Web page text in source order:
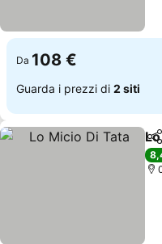
Da 108 €
Guarda i prezzi di 2 siti